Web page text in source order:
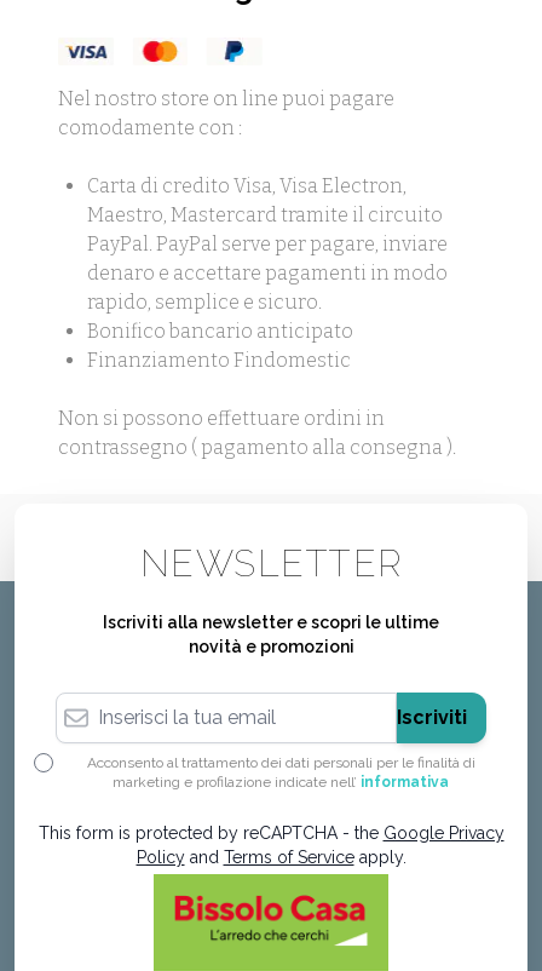
Nel nostro store on line puoi pagare
comodamente con :
Carta di credito Visa, Visa Electron,
Maestro, Mastercard tramite il circuito
PayPal. PayPal serve per pagare, inviare
denaro e accettare pagamenti in modo
rapido, semplice e sicuro.
Bonifico bancario anticipato
Finanziamento Findomestic
Non si possono effettuare ordini in
contrassegno ( pagamento alla consegna ).
NEWSLETTER
Iscriviti alla newsletter e scopri le ultime
novità e promozioni
Indirizzo email
Iscriviti
Acconsento al trattamento dei dati personali per le finalità di
marketing e profilazione indicate nell’ informativa
This form is protected by reCAPTCHA - the Google Privacy
Policyand Terms of Serviceapply.